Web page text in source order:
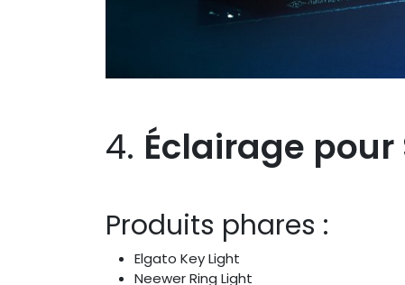
4. Éclairage
Produits phares :
Elgato Key Light
Neewer Ring Light